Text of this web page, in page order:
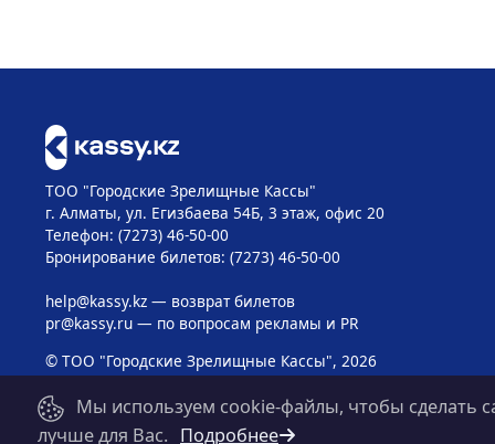
ТОО "Городские Зрелищные Кассы"
г. Алматы, ул. Егизбаева 54Б, 3 этаж, офис 20
Телефон: (7273) 46-50-00
Бронирование билетов: (7273) 46-50-00
help@kassy.kz— возврат билетов
pr@kassy.ru— по вопросам рекламы и PR
© ТОО "Городские Зрелищные Кассы", 2026
Мы используем cookie-файлы, чтобы сделать
лучше для Вас. Подробнее